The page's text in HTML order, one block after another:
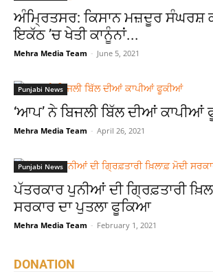
ਅੰਮ੍ਰਿਤਸਰ: ਕਿਸਾਨ ਮਜ਼ਦੂਰ ਸੰਘਰਸ਼
ਇਕੱਠ ’ਚ ਖੇਤੀ ਕਾਨੂੰਨਾਂ...
Mehra Media Team - June 5, 2021
Punjabi News
‘ਆਪ’ ਨੇ ਬਿਜਲੀ ਬਿੱਲ ਦੀਆਂ ਕਾਪੀਆਂ
Mehra Media Team - April 26, 2021
Punjabi News
ਪੱਤਰਕਾਰ ਪੁਨੀਆਂ ਦੀ ਗ੍ਰਿਫ਼ਤਾਰੀ
ਸਰਕਾਰ ਦਾ ਪੁਤਲਾ ਫੂਕਿਆ
Mehra Media Team - February 1, 2021
DONATION